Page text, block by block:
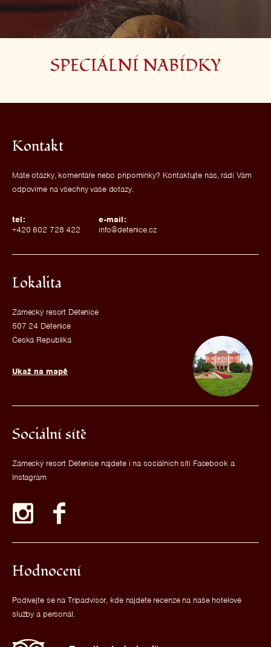
SPECIÁLNÍ NABÍDKY
Kontakt
Máte otázky, komentáře nebo připomínky? Kontaktujte nás, rádi Vám
odpovíme na všechny vaše dotazy.
tel:
+420 602 728 422
e-mail:
info@detenice.cz
Lokalita
Zámecký resort Dětenice
507 24 Dětenice
Česká Republika
Ukaž na mapě
Sociální sítě
Zámecký resort Dětenice najdete i na sociálních sítí Facebook a
Instagram
Hodnocení
Podívejte se na Tripadvisor, kde najdete recenze na naše hotelové
služby a personál.